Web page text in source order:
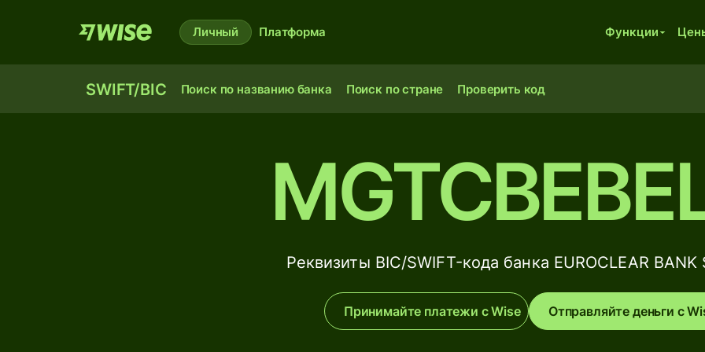
Личный Платформа Функции
SWIFT/BIC Поиск по названию банка Поиск по стране Проверить код
Реквизиты BIC/SWIFT-кода банка EUROCLEAR BANK
Принимайте платежи с Wise Отправляйте деньги с